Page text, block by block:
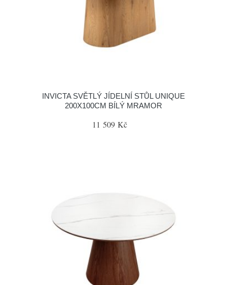
INVICTA SVĚTLÝ JÍDELNÍ STŮL UNIQUE
200X100CM BÍLÝ MRAMOR
11 509 Kč